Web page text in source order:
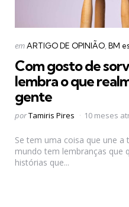
Categorias
Postado
emARTIGO DE OPINIÃO BM
Com gosto de
lembra o que
gente
Postado
porTamiris Pires 10 meses
Se tem uma coisa que une
mundo tem lembranças que
histórias que...